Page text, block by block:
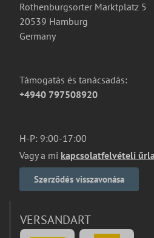
Rothenburgsorter Marktplatz 5
20539 Hamburg
Germany
Támogatás és tanácsadás:
+4940 797508920
H-P: 9:00-17:00
Vagy a mi kapcsolatfelvételi
Szerződés visszavonása
VERSANDART